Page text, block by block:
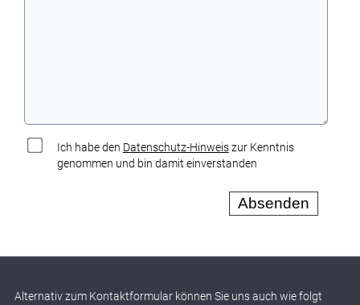
Ich habe den Datenschutz-Hinweiszur Kenntnis
genommen und bin damit einverstanden
Alternativ zum Kontaktformular können Sie uns auch wie folgt